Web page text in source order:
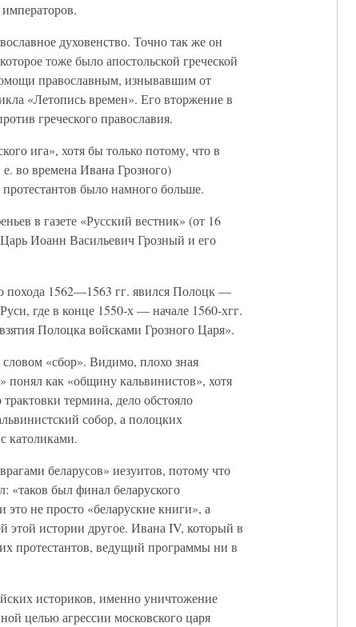
духовенство. Точно так же он
тоже было апостольской греческой
православным, изнывавшим от
«Летопись времен». Его вторжение в
греческого православия.
ига», хотя бы только потому, что в
во времена Ивана Грозного)
было намного больше.
в газете «Русский вестник» (от 16
Иоанн Васильевич Грозный и его
похода 1562—1563 гг. явился Полоцк —
где в конце 1550-х — начале 1560-хгг.
Полоцка войсками Грозного Царя».
словом «сбор». Видимо, плохо зная
понял как «общину кальвинистов», хотя
термина, дело обстояло
собор, а полоцких
католиками.
беларусов» иезуитов, потому что
«таков был финал беларуского
не просто «беларуские книги», а
этой истории другое. Ивана IV, который в
протестантов, ведущий программы ни в
историков, именно уничтожение
целью агрессии московского царя